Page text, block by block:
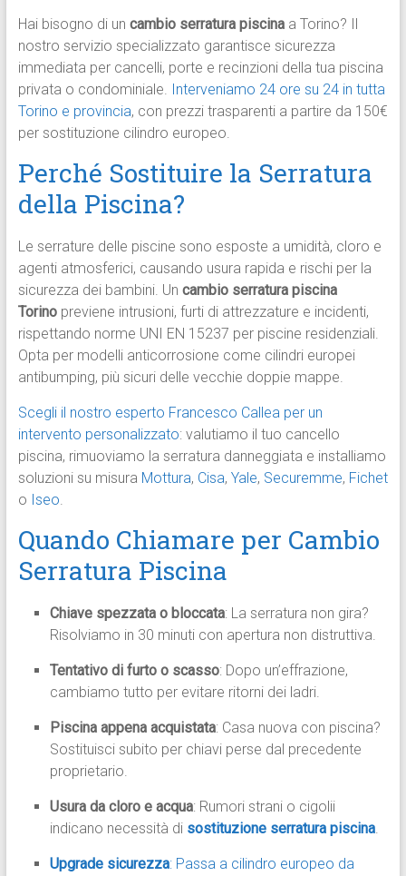
Hai bisogno di un cambio serratura piscinaa Torino? Il
nostro servizio specializzato garantisce sicurezza
immediata per cancelli, porte e recinzioni della tua piscina
privata o condominiale. Interveniamo 24 ore su 24 in tutta
Torino e provincia, con prezzi trasparenti a partire da 150€
per sostituzione cilindro europeo.
Perché Sostituire la Serratura
della Piscina?
Le serrature delle piscine sono esposte a umidità, cloro e
agenti atmosferici, causando usura rapida e rischi per la
sicurezza dei bambini. Un cambio serratura piscina
Torinopreviene intrusioni, furti di attrezzature e incidenti,
rispettando norme UNI EN 15237 per piscine residenziali.
Opta per modelli anticorrosione come cilindri europei
antibumping, più sicuri delle vecchie doppie mappe.
Scegli il nostro esperto Francesco Callea per un
intervento personalizzato: valutiamo il tuo cancello
piscina, rimuoviamo la serratura danneggiata e installiamo
soluzioni su misura Mottura, Cisa, Yale, Securemme, Fichet
o Iseo.
Quando Chiamare per Cambio
Serratura Piscina
Chiave spezzata o bloccata: La serratura non gira?
Risolviamo in 30 minuti con apertura non distruttiva.
Tentativo di furto o scasso: Dopo un’effrazione,
cambiamo tutto per evitare ritorni dei ladri.
Piscina appena acquistata: Casa nuova con piscina?
Sostituisci subito per chiavi perse dal precedente
proprietario.
Usura da cloro e acqua: Rumori strani o cigolii
indicano necessità di sostituzione serratura piscina.
Upgrade sicurezza: Passa a cilindro europeo da